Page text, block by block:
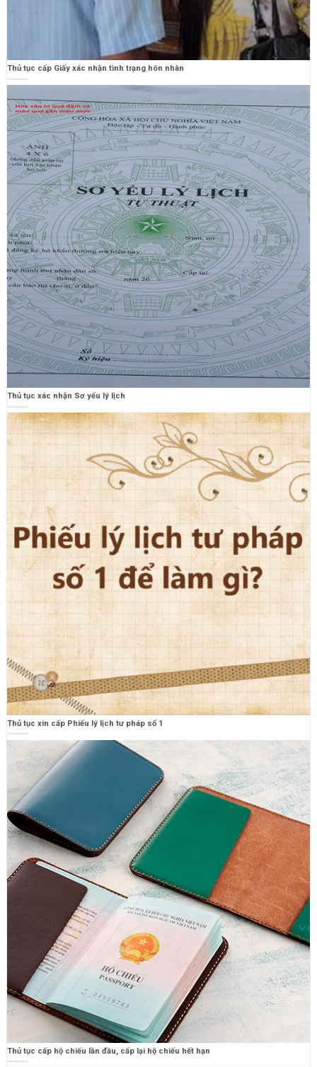
Thủ tục cấp Giấy xác nhận tình trạng hôn nhân
Thủ tục xác nhận Sơ yếu lý lịch
Thủ tục xin cấp Phiếu lý lịch tư pháp số 1
Thủ tục cấp hộ chiếu lần đầu, cấp lại hộ chiếu hết hạn